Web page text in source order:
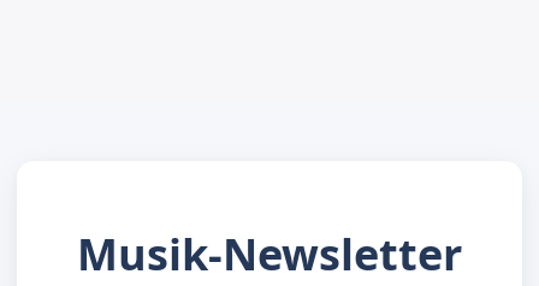
Musik-Newsletter